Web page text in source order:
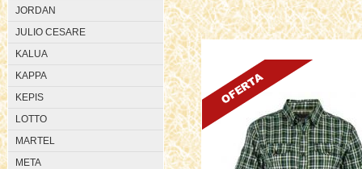
JORDAN
JULIO CESARE
KALUA
KAPPA
KEPIS
LOTTO
MARTEL
META